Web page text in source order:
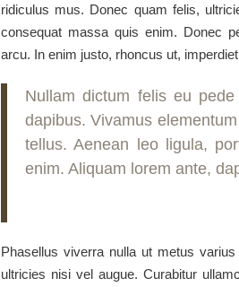
ridiculus mus. Donec quam felis,
consequat massa quis enim. Donec
arcu. In enim justo, rhoncus ut,
Nullam dictum felis eu
dapibus. Vivamus
tellus. Aenean leo ligula,
enim. Aliquam lorem ante,
Phasellus viverra nulla ut metus
ultricies nisi vel augue. Curabitur